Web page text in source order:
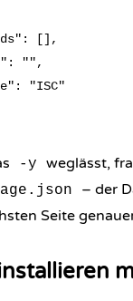
[],
"",
"ISC"
-y
weglässt,
– der
Seite